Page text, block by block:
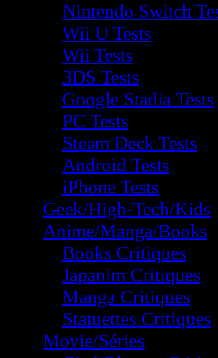
Nintendo Switch
Wii U Tests
Wii Tests
3DS Tests
Google Stadia Tests
PC Tests
Steam Deck Tests
Android Tests
iPhone Tests
Geek/High-Tech/Kids
Anime/Manga/Books
Books Critiques
Japanim Critiques
Manga Critiques
Statuettes Critiques
Movie/Séries